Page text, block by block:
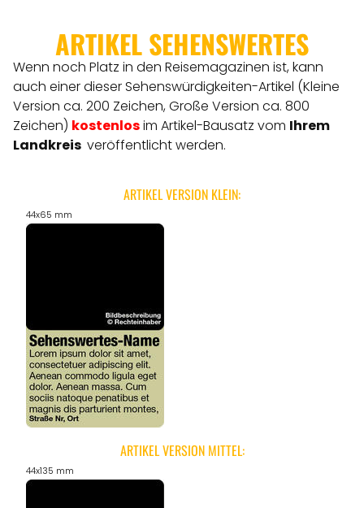
ARTIKEL SEHENSWERTES
Wenn noch Platz in den Reisemagazinen ist, kann
auch einer dieser Sehenswürdigkeiten-Artikel (Kleine
Version ca. 200 Zeichen, Große Version ca. 800
Zeichen) kostenlosim Artikel-Bausatz vom Ihrem
Landkreis veröffentlicht werden.
ARTIKEL VERSION KLEIN:
44x65 mm
ARTIKEL VERSION MITTEL:
44x135 mm